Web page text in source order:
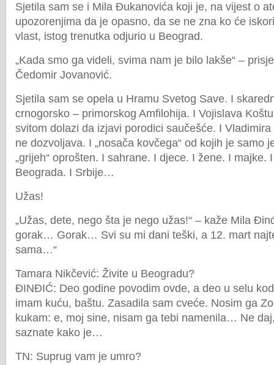
Sjetila sam se i Mila Đukanovića koji je, na vijest o
upozorenjima da je opasno, da se ne zna ko će
vlast, istog trenutka odjurio u Beograd.
„Kada smo ga videli, svima nam je bilo lakše“ –
Čedomir Jovanović.
Sjetila sam se opela u Hramu Svetog Save. I
crnogorsko – primorskog Amfilohija. I Vojislava
svitom dolazi da izjavi porodici saučešće. I
ne dozvoljava. I „nosača kovčega“ od kojih je samo
„grijeh“ oprošten. I sahrane. I djece. I žene. I majke.
Beograda. I Srbije…
Užas!
„Užas, dete, nego šta je nego užas!“ – kaže Mila
gorak… Gorak… Svi su mi dani teški, a 12. mart
sama…“
Tamara Nikčević: Živite u Beogradu?
ĐINĐIĆ: Deo godine povodim ovde, a deo u selu
imam kuću, baštu. Zasadila sam cveće. Nosim ga
kukam: e, moj sine, nisam ga tebi namenila… Ne
saznate kako je…
TN: Suprug vam je umro?